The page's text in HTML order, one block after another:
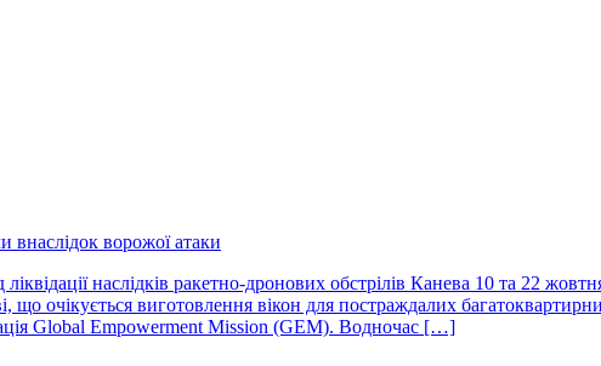
внаслідок ворожої атаки
наслідків ракетно-дронових обстрілів Канева 10 та 22
що очікується виготовлення вікон для постраждалих
Global Empowerment Mission (GEM). Водночас […]